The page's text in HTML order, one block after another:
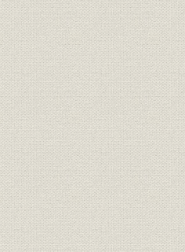
進出― 〔2001年~2010年〕
第5章 マイクロテクノロジー
第1節 クライオポンプの事
第2節 マイクロテクノロジ
第3節 ドライプロセス装置
第6章 マイクロテクノロジー
第1節 マイクロマシニング
第2節 ジャイロスコープの